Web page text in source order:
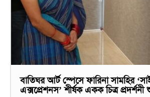
বাতিঘর আর্ট স্পেসে ফারিনা সামহির
এক্সপ্রেশনস’ শীর্ষক একক চিত্র